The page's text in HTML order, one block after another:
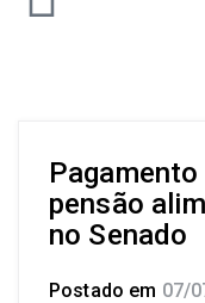
pensão
no Senado
Postado em 07/